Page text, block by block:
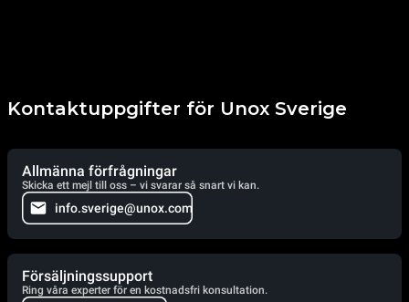
Kontaktuppgifter för Unox Sverige
Allmänna förfrågningar
Skicka ett mejl till oss – vi svarar så snart vi kan.
info.sverige@unox.com
Försäljningssupport
Ring våra experter för en kostnadsfri konsultation.